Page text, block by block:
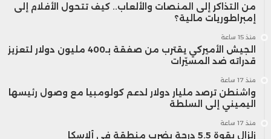
من التذاكر إلى المنصات والألعاب.. كيف تتحول الأفلام إلى
إمبراطوريات مالية؟
منذ 15 ساعة
الجيش الأميركي يقترب من صفقة بـ400 مليون دولار لتعزيز
قدراته ضد المسيّرات
منذ 17 ساعة
واشنطن ترصد مليار دولار لدعم كولومبيا مع وصول رئيسها
اليميني إلى السلطة
منذ 17 ساعة
زلزال بقوة 5.5 درجة يضرب منطقة في ألاسكا